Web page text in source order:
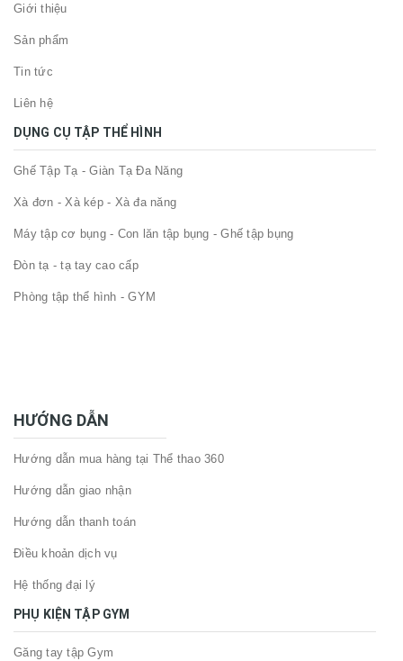
Giới thiệu
Sản phẩm
Tin tức
Liên hệ
DỤNG CỤ TẬP THỂ HÌNH
Ghế Tập Tạ - Giàn Tạ Đa Năng
Xà đơn - Xà kép - Xà đa năng
Máy tập cơ bụng - Con lăn tập bụng - Ghế tập bụng
Đòn tạ - tạ tay cao cấp
Phòng tập thể hình - GYM
HƯỚNG DẪN
Hướng dẫn mua hàng tại Thể thao 360
Hướng dẫn giao nhận
Hướng dẫn thanh toán
Điều khoản dịch vụ
Hệ thống đại lý
PHỤ KIỆN TẬP GYM
Găng tay tập Gym